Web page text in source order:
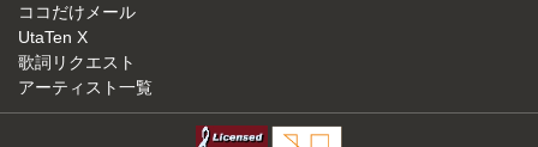
ココだけメール
UtaTen X
歌詞リクエスト
アーティスト一覧